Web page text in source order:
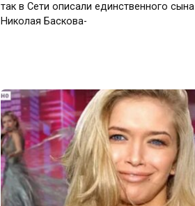
так в Сети описали единственного сына
Николая Баскова-